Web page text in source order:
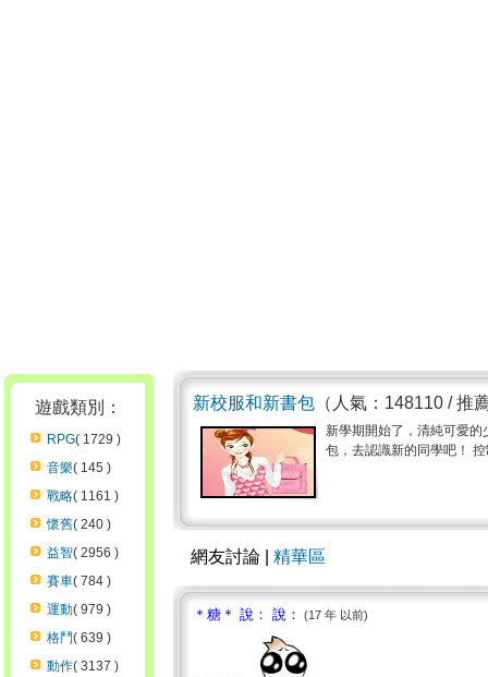
遊戲類別：
RPG( 1729 )
音樂( 145 )
戰略( 1161 )
懷舊( 240 )
益智( 2956 )
賽車( 784 )
運動( 979 )
格鬥( 639 )
動作( 3137 )
新校服和新書包 （人氣：148110 / 推
新學期開始了，清純可愛
包，去認識新的同學吧！
網友討論 | 精華區
＊糖＊ 說： 說： (17 年 以前)